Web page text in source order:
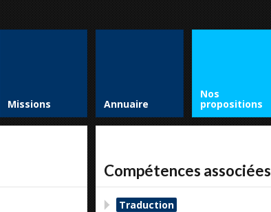
Missions Annuaire
Nos
propositions
Compétences associées
Traduction